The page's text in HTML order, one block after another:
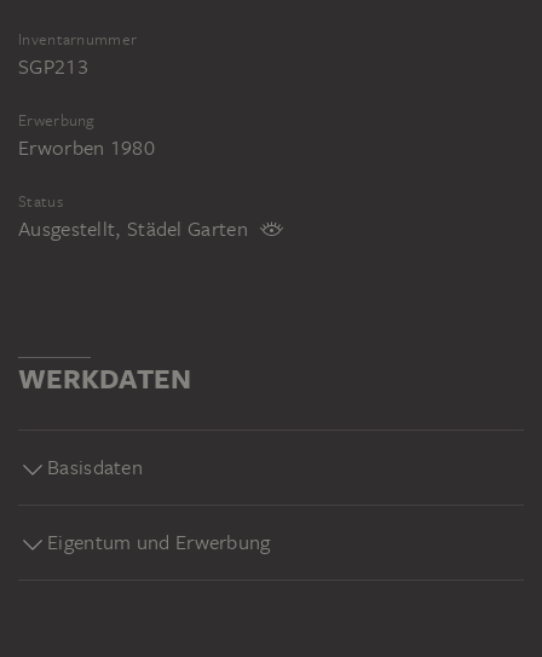
Inventarnummer
SGP213
Erwerbung
Erworben 1980
Status
Ausgestellt, Städel Garten
WERKDATEN
Basisdaten
Eigentum und Erwerbung